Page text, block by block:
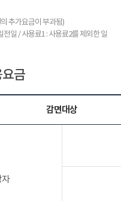
추가요금이 부과됨)
일 / 사용료1 : 사용료2를 제외한 일
금
감면대상
자